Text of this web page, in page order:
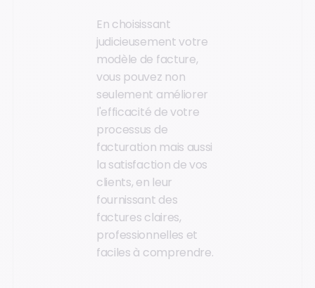
En choisissant
judicieusement votre
modèle de facture,
vous pouvez non
seulement améliorer
l'efficacité de votre
processus de
facturation mais aussi
la satisfaction de vos
clients, en leur
fournissant des
factures claires,
professionnelles et
faciles à comprendre.